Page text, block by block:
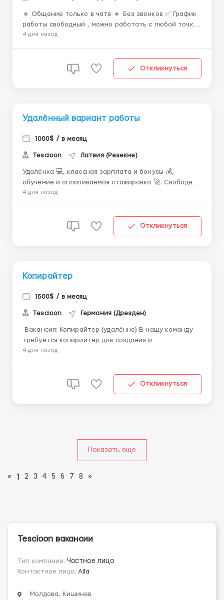
🔹 Общение только в чате 🔹 Без звонков ✅ График
работы свободный , можно работать с любой точки
мира 🔹 Простые задачи, всему научим 🔹 Оплата
4 дня назад
Откликнуться
Удалённый вариант работы
1000$ / в месяц
Tescioon Латвия (Резекне)
Удалёнка 💻, классная зарплата и бонусы 💰,
обучение и оплачиваемая стажировка 🚀. Свободный
график — работай, когда удобно 🕐. От тебя нужно
пиши скорее в Telegram: @works0102 ...
4 дня назад
Откликнуться
Копирайтер
1500$ / в месяц
Tescioon Германия (Дрезден)
Вакансия: Копирайтер (удалённо) В нашу команду
требуется копирайтер для создания и
редактирования текстов. Работа полностью
Редактирование их Подбор заголовков и
оформление текстов для п...
4 дня назад
Откликнуться
Показать еще
« 2 3 4 5 6 7 8 »
Tescioon вакансии
Тип компании: Частное лицо
Контактное лицо: Alla
Молдова, Кишинев